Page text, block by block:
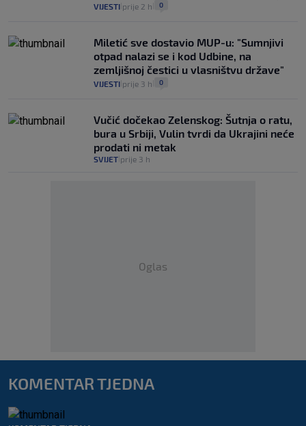
VIJESTI prije 2 h 0
Miletić sve dostavio MUP-u: "Sumnjivi
otpad nalazi se i kod Udbine, na
zemljišnoj čestici u vlasništvu države"
VIJESTI prije 3 h 0
Vučić dočekao Zelenskog: Šutnja o ratu,
bura u Srbiji, Vulin tvrdi da Ukrajini neće
prodati ni metak
SVIJET prije 3 h
Oglas
KOMENTAR TJEDNA